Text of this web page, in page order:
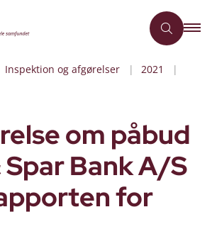
Inspektion og afgørelser
2021
om påbud
Bank A/S
for